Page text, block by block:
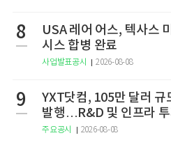
8
USA 레어 어스, 텍사스
시스 합병 완료
사업발표공시 2026-08-08
9
YXT닷컴, 105만 달러 규
발행…R&D 및 인프라
주요공시 2026-08-08